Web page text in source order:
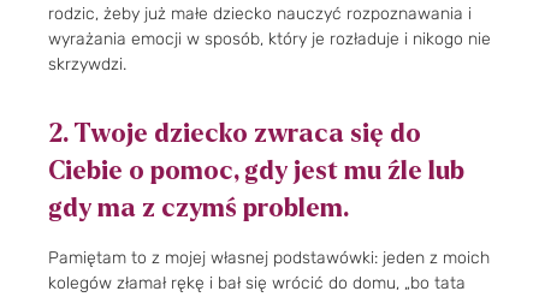
rodzic, żeby już małe dziecko nauczyć rozpoznawania i
wyrażania emocji w sposób, który je rozładuje i nikogo nie
skrzywdzi.
2. Twoje dziecko zwraca się do
Ciebie o pomoc, gdy jest mu źle lub
gdy ma z czymś problem.
Pamiętam to z mojej własnej podstawówki: jeden z moich
kolegów złamał rękę i bał się wrócić do domu, „bo tata